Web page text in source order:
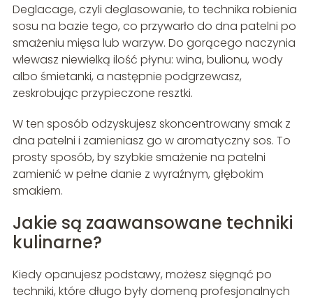
Deglacage, czyli deglasowanie, to technika robienia
sosu na bazie tego, co przywarło do dna patelni po
smażeniu mięsa lub warzyw. Do gorącego naczynia
wlewasz niewielką ilość płynu: wina, bulionu, wody
albo śmietanki, a następnie podgrzewasz,
zeskrobując przypieczone resztki.
W ten sposób odzyskujesz skoncentrowany smak z
dna patelni i zamieniasz go w aromatyczny sos. To
prosty sposób, by szybkie smażenie na patelni
zamienić w pełne danie z wyraźnym, głębokim
smakiem.
Jakie są zaawansowane techniki
kulinarne?
Kiedy opanujesz podstawy, możesz sięgnąć po
techniki, które długo były domeną profesjonalnych